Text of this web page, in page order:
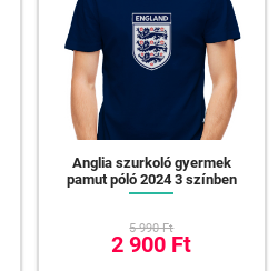
Anglia szurkoló gyermek
pamut póló 2024 3 színben
5 990 Ft
2 900 Ft